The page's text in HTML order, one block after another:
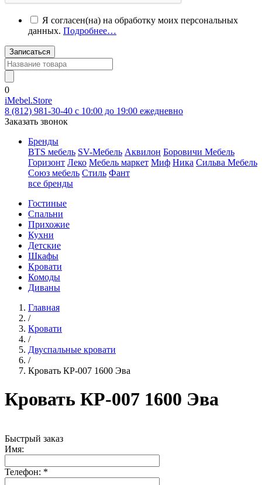
Я согласен(на) на обработку моих персональных
данных. Подробнее…
Записаться
0
iMebel.Store
8 (812) 981-30-40 c 10:00 до 19:00 ежедневно
Заказать звонок
Бренды
BTS мебель SV-Мебель Аквилон Боровичи Мебель
Горизонт Леко Мебель маркет Миф Ника Сильва Мебель
Союз мебель Стиль Фант
все бренды
Гостиные
Спальни
Прихожие
Кухни
Детские
Шкафы
Кровати
Комоды
Диваны
Главная
/
Кровати
/
Двуспальные кровати
/
Кровать КР-007 1600 Эва
Кровать КР-007 1600 Эва
Быстрый заказ
Имя:
Телефон: *